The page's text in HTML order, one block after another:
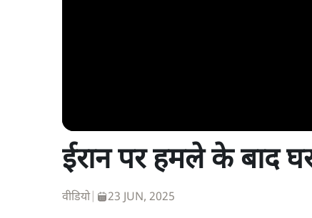
ईरान पर हमले के बाद
वीडियो| 23 JUN, 2025